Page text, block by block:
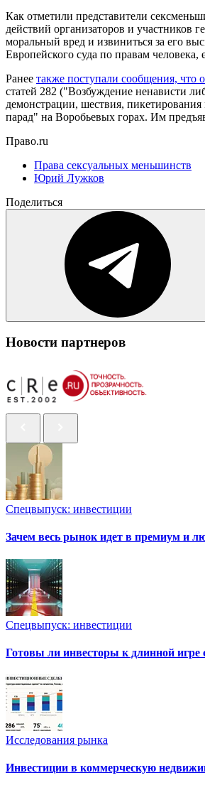
Как отметили представители
действий организаторов и участников
моральный вред и извиниться за его
Европейского суда по правам человека,
Ранее также поступали сообщения, что
статей 282 ("Возбуждение ненависти
демонстрации, шествия,
парад" на Воробьевых горах. Им
Право.ru
Права сексуальных меньшинств
Юрий Лужков
Поделиться
Новости партнеров
Спецвыпуск: инвестиции
Зачем весь рынок идет в премиум и
Спецвыпуск: инвестиции
Готовы ли инвесторы к длинной игре
Исследования рынка
Инвестиции в коммерческую